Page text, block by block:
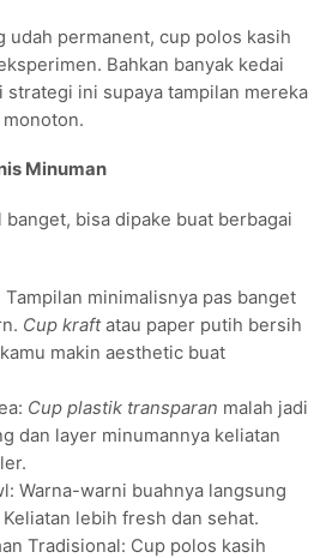
udah permanent, cup polos kasih
Bahkan banyak kedai
strategi ini supaya tampilan mereka
Minuman
bisa dipake buat berbagai
minimalisnya pas banget
Cup kraftatau paper putih bersih
makin aesthetic buat
Cup plastik transparan malah jadi
dan layer minumannya keliatan
Warna-warni buahnya langsung
lebih fresh dan sehat.
Tradisional: Cup polos kasih